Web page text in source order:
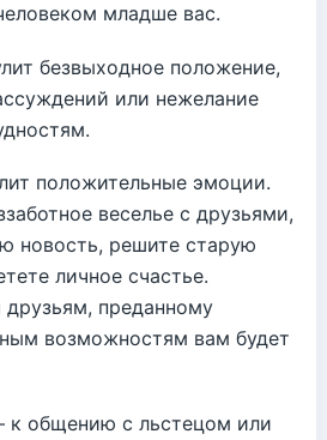
младше вас.
безвыходное положение,
или нежелание
положительные эмоции.
веселье с друзьями,
новость, решите старую
личное счастье.
преданному
возможностям вам будет
общению с льстецом или